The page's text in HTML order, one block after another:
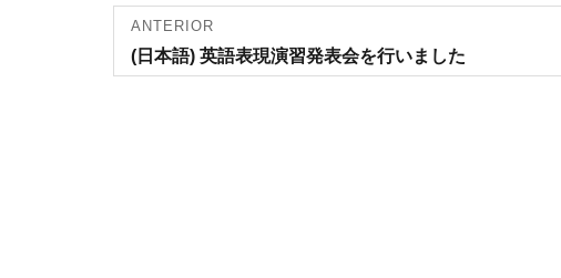
Navegación
de entradas
ANTERIOR
Entrada
anterior:
(日本語) 英語表現演習発表会を行いました